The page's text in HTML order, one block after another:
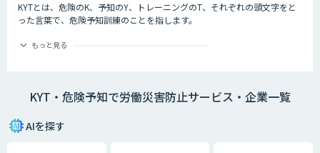
KYTとは、危険のK、予知のY、トレーニングのT、それぞれの頭文字をと
った言葉で、危険予知訓練のことを指します。
イントを指差呼称や指差唱和、安全対策をし防止を図ること。
もっと見る
KYT・危険予知で労働災害防止サービス・企業一覧
AIを探す